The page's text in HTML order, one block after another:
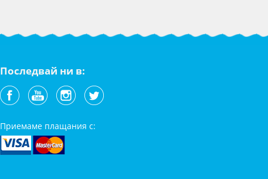
Последвай ни в:
Приемаме плащания с: